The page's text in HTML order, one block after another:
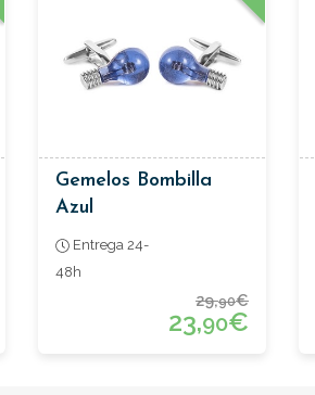
Gemelos Bombilla
Azul
Entrega 24-
48h
29,90€
23,90€